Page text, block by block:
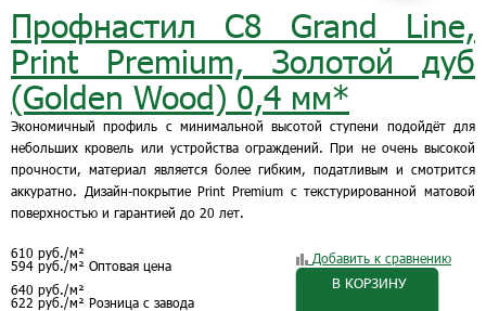
Профнастил С8 Grand Line,
Print Premium, Золотой дуб
(Golden Wood) 0,4 мм*
Экономичный профиль с минимальной высотой ступени подойдёт для
небольших кровель или устройства ограждений. При не очень высокой
прочности, материал является более гибким, податливым и смотрится
аккуратно. Дизайн-покрытие Print Premium с текстурированной матовой
поверхностью и гарантией до 20 лет.
610 руб./м²
594 руб./м² Оптовая цена
640 руб./м²
622 руб./м² Розница с завода
Добавить к сравнению
В КОРЗИНУ